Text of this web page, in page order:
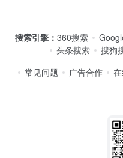
搜索引擎： 360搜索
头条搜索
搜狗
常见问题
广告合作